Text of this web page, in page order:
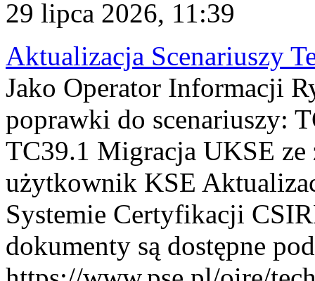
29 lipca 2026, 11:39
Aktualizacja Scenariuszy
Jako Operator Informacji
poprawki do scenariuszy:
TC39.1 Migracja UKSE
użytkownik KSE
Systemie Certyfikacji
dokumenty są dostępne